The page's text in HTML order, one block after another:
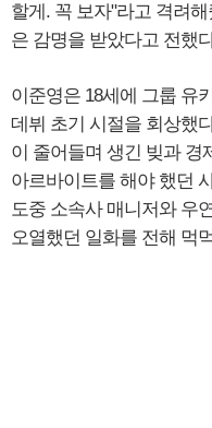
할게. 꼭 보자"라고 격려
은 감명을 받았다고 전했
이준영은 18세에 그룹 유
데뷔 초기 시절을 회상했
이 줄어들며 생긴 빚과 경
아르바이트를 해야 했던
도중 소속사 매니저와 우
오열했던 일화를 전해 먹